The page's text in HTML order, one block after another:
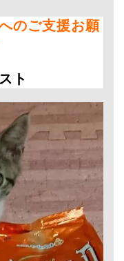
のご支援お願
ト